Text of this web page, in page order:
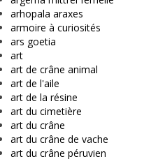
arhopala araxes
armoire à curiosités
ars goetia
art
art de crâne animal
art de l'aile
art de la résine
art du cimetière
art du crâne
art du crâne de vache
art du crâne péruvien